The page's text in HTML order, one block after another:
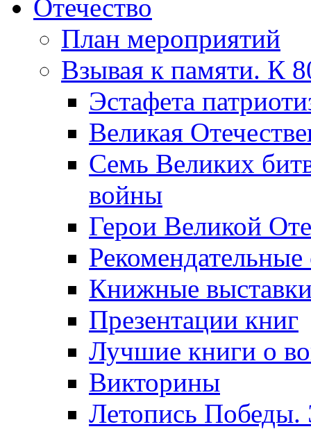
Отечество
План мероприятий
Взывая к памяти. К
Эcтафета
Великая
Семь Великих
войны
Герои Великой
Рекомендательные
Книжные
Презентации книг
Лучшие книги о
Викторины
Летопись Победы.